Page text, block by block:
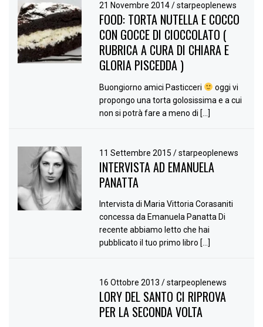
21 Novembre 2014/ starpeoplenews
FOOD: TORTA NUTELLA E COCCO
CON GOCCE DI CIOCCOLATO (
RUBRICA A CURA DI CHIARA E
GLORIA PISCEDDA )
Buongiorno amici Pasticceri
oggi vi
propongo una torta golosissima e a cui
non si potrà fare a meno di […]
11 Settembre 2015/ starpeoplenews
INTERVISTA AD EMANUELA
PANATTA
Intervista di Maria Vittoria Corasaniti
concessa da Emanuela Panatta Di
recente abbiamo letto che hai
pubblicato il tuo primo libro […]
16 Ottobre 2013/ starpeoplenews
LORY DEL SANTO CI RIPROVA
PER LA SECONDA VOLTA